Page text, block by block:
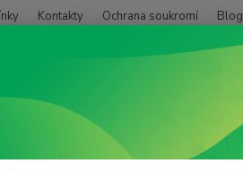
Kontakty Ochrana soukromí Blog
XBOX XBOX 360